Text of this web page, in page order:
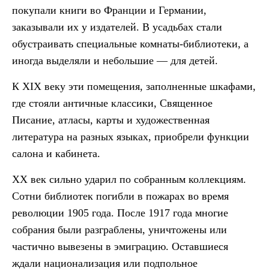
покупали книги во Франции и Германии,
заказывали их у издателей. В усадьбах стали
обустраивать специальные комнаты-библиотеки, а
иногда выделяли и небольшие — для детей.
К XIX веку эти помещения, заполненные шкафами,
где стояли античные классики, Священное
Писание, атласы, карты и художественная
литература на разных языках, приобрели функции
салона и кабинета.
XX век сильно ударил по собранным коллекциям.
Сотни библиотек погибли в пожарах во время
революции 1905 года. После 1917 года многие
собрания были разграблены, уничтожены или
частично вывезены в эмиграцию. Оставшиеся
ждали национализация или подпольное